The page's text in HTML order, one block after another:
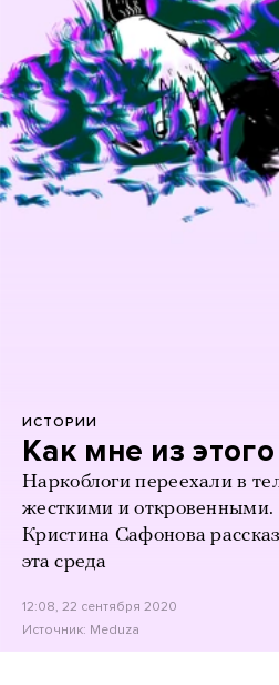
ИСТОРИИ
Как мне из
Наркоблоги переехали в
жесткими и
Кристина Сафонова
эта среда
12:08, 22 сентября 2020
Источник: Meduza